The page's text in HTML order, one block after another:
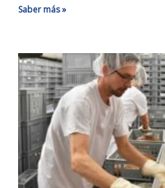
Saber más »